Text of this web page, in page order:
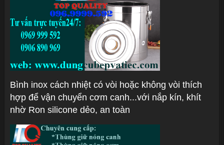
Bình inox cách nhiệt có vòi hoặc không vòi thích
hợp để vận chuyển cơm canh...với nắp kín, khít
nhờ Ron silicone dẻo, an toàn